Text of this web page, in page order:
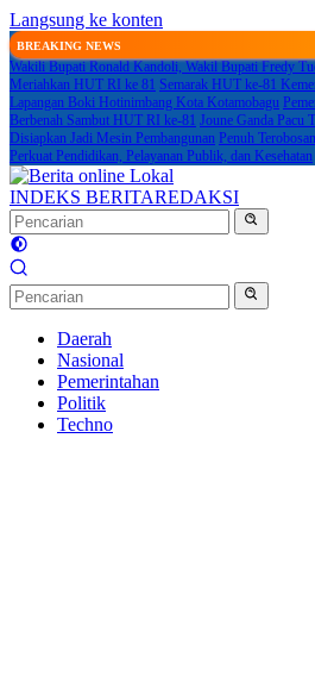
Langsung ke konten
BREAKING NEWS
Wakili Bupati Ronald Kandoli, Wakil Bupati Fredy
Meriahkan HUT RI ke 81 Semarak HUT ke-81
Lapangan Boki Hotinimbang Kota Kotamobagu
Berbenah Sambut HUT RI ke-81 Joune Ganda Pacu
Disiapkan Jadi Mesin Pembangunan Penuh
Perkuat Pendidikan, Pelayanan Publik, dan Kesehatan
INDEKS BERITAREDAKSI
Daerah
Nasional
Pemerintahan
Politik
Techno